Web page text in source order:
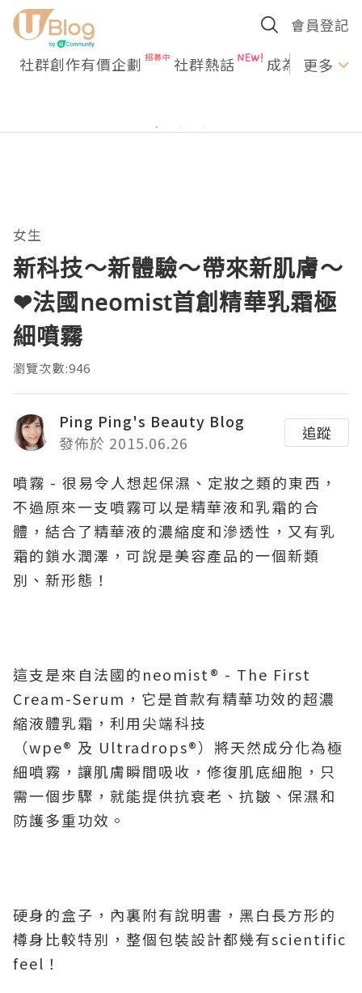
會員登記
社群創作有價企劃 社群熱話 成為U更多
女生
新科技～新體驗～帶來新肌膚～
❤法國neomist首創精華乳霜極
細噴霧
瀏覽次數:946
Ping Ping's Beauty Blog
發佈於 2015.06.26
追蹤
噴霧 - 很易令人想起保濕、定妝之類的東西，
不過原來一支噴霧可以是精華液和乳霜的合
體，結合了精華液的濃縮度和滲透性，又有乳
霜的鎖水潤澤，可說是美容產品的一個新類
別、新形態！
這支是來自法國的neomist® - The First
Cream-Serum，它是首款有精華功效的超濃
縮液體乳霜，利用尖端科技
（wpe® 及 Ultradrops®）將天然成分化為極
細噴霧，讓肌膚瞬間吸收，修復肌底細胞，只
需一個步驟，就能提供抗衰老、抗皺、保濕和
防護多重功效。
硬身的盒子，內裏附有說明書，黑白長方形的
樽身比較特別，整個包裝設計都幾有scientific
feel！